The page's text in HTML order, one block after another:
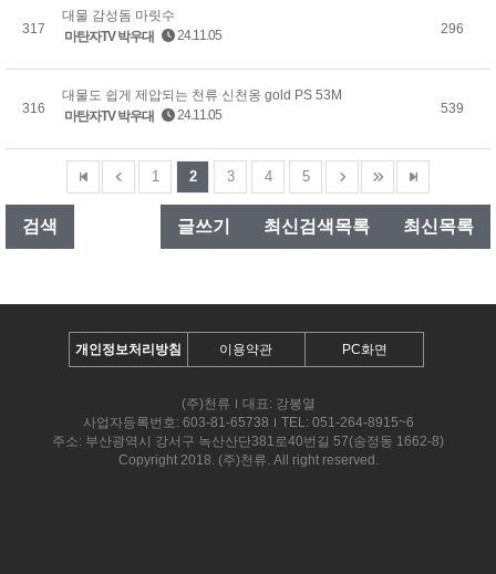
317
대물 감성돔 마릿수
마탄자TV 박우대
24.11.05 296
316
대물도 쉽게 제압되는 천류 신천옹 gold PS 53M
마탄자TV 박우대
24.11.05 539
1 2 3 4 5
검색 글쓰기 최신검색목록 최신목록
개인정보처리방침 이용약관 PC화면
(주)천류
대표: 강봉열
사업자등록번호: 603-81-65738
TEL: 051-264-8915~6
주소: 부산광역시 강서구 녹산산단381로40번길 57(송정동 1662-8)
Copyright 2018. (주)천류. All right reserved.